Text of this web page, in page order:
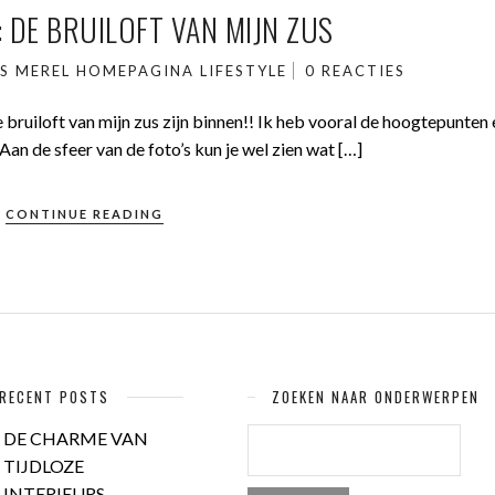
DE BRUILOFT VAN MIJN ZUS
MEREL HOMEPAGINA LIFESTYLE 0 REACTIES
van mijn zus zijn binnen!! Ik heb vooral de hoogtepunten
de sfeer van de foto’s kun je wel zien wat […]
CONTINUE READING
RECENT POSTS
DE CHARME VAN
TIJDLOZE
ZOEKEN NAAR ONDERWERPEN